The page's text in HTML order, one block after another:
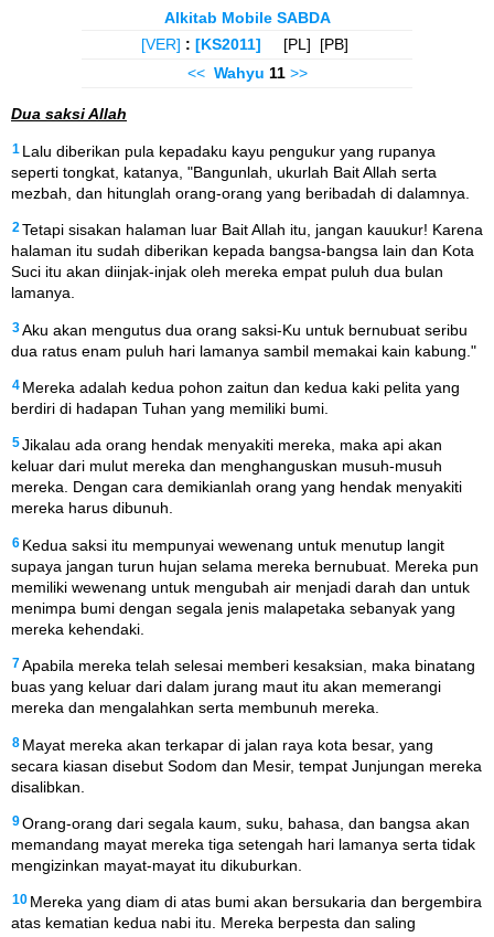
Alkitab Mobile SABDA
[VER] : [KS2011] [PL] [PB]
<< Wahyu 11 >>
Dua saksi Allah
1 Lalu diberikan pula kepadaku kayu pengukur yang rupanya
seperti tongkat, katanya, "Bangunlah, ukurlah Bait Allah serta
mezbah, dan hitunglah orang-orang yang beribadah di dalamnya.
2 Tetapi sisakan halaman luar Bait Allah itu, jangan kauukur! Karena
halaman itu sudah diberikan kepada bangsa-bangsa lain dan Kota
Suci itu akan diinjak-injak oleh mereka empat puluh dua bulan
lamanya.
3Aku akan mengutus dua orang saksi-Ku untuk bernubuat seribu
dua ratus enam puluh hari lamanya sambil memakai kain kabung."
4 Mereka adalah kedua pohon zaitun dan kedua kaki pelita yang
berdiri di hadapan Tuhan yang memiliki bumi.
5Jikalau ada orang hendak menyakiti mereka, maka api akan
keluar dari mulut mereka dan menghanguskan musuh-musuh
mereka. Dengan cara demikianlah orang yang hendak menyakiti
mereka harus dibunuh.
6 Kedua saksi itu mempunyai wewenang untuk menutup langit
supaya jangan turun hujan selama mereka bernubuat. Mereka pun
memiliki wewenang untuk mengubah air menjadi darah dan untuk
menimpa bumi dengan segala jenis malapetaka sebanyak yang
mereka kehendaki.
7Apabila mereka telah selesai memberi kesaksian, maka binatang
buas yang keluar dari dalam jurang maut itu akan memerangi
mereka dan mengalahkan serta membunuh mereka.
8 Mayat mereka akan terkapar di jalan raya kota besar, yang
secara kiasan disebut Sodom dan Mesir, tempat Junjungan mereka
disalibkan.
9Orang-orang dari segala kaum, suku, bahasa, dan bangsa akan
memandang mayat mereka tiga setengah hari lamanya serta tidak
mengizinkan mayat-mayat itu dikuburkan.
10 Mereka yang diam di atas bumi akan bersukaria dan bergembira
atas kematian kedua nabi itu. Mereka berpesta dan saling